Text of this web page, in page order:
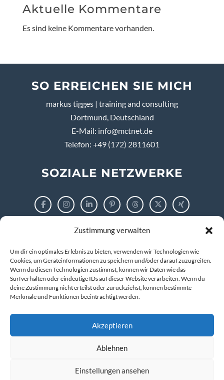
Zustimmung verwalten
Um dir ein optimales Erlebnis zu bieten, verwenden wir Technologien wie
Cookies, um Geräteinformationen zu speichern und/oder darauf zuzugreifen.
Wenn du diesen Technologien zustimmst, können wir Daten wie das
Surfverhalten oder eindeutige IDs auf dieser Website verarbeiten. Wenn du
deine Zustimmung nicht erteilst oder zurückziehst, können bestimmte
Merkmale und Funktionen beeinträchtigt werden.
Akzeptieren
Ablehnen
Einstellungen ansehen
Aktuelle Kommentare
Es sind keine Kommentare vorhanden.
SO ERREICHEN SIE MICH
markus tigges | training and consulting
Dortmund, Deutschland
E-Mail: info@mctnet.de
Telefon: +49 (172) 2811601
SOZIALE NETZWERKE
Impressum
Datenschutzerklärung
© 2026 markus tigges | training and consulting